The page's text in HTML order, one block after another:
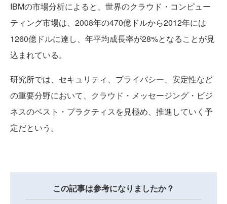
IBMの市場分析によると、世界のクラウド・コンピュー
ティング市場は、2008年の470億ドルから2012年には
1260億ドルに達し、年平均成長率が28%となることが見
込まれている。
研究所では、セキュリティ、プライバシー、安定性など
の重要分野において、クラウド・メッセージング・ビジ
ネスのベスト・プラクティスを見極め、推進していく予
定だという。
この記事は参考になりましたか？